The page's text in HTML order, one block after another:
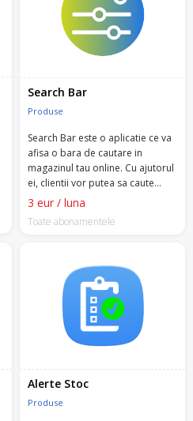
Search Bar
Produse
Search Bar este o aplicatie ce va
afisa o bara de cautare in
magazinul tau online. Cu ajutorul
ei, clientii vor putea sa caute
produsele dorite dupa atribute
culoare etc.).
3 eur / luna
Toate abonamentele
Alerte Stoc
Produse